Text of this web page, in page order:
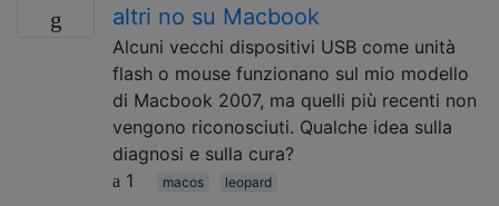
altri no su Macbook
Alcuni vecchi dispositivi USB come unità
flash o mouse funzionano sul mio modello
di Macbook 2007, ma quelli più recenti non
vengono riconosciuti. Qualche idea sulla
diagnosi e sulla cura?
1
macos leopard